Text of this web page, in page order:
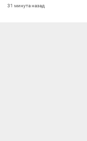
31 минута назад